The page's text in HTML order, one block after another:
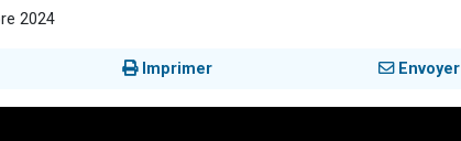
2024
Imprimer Envoyer